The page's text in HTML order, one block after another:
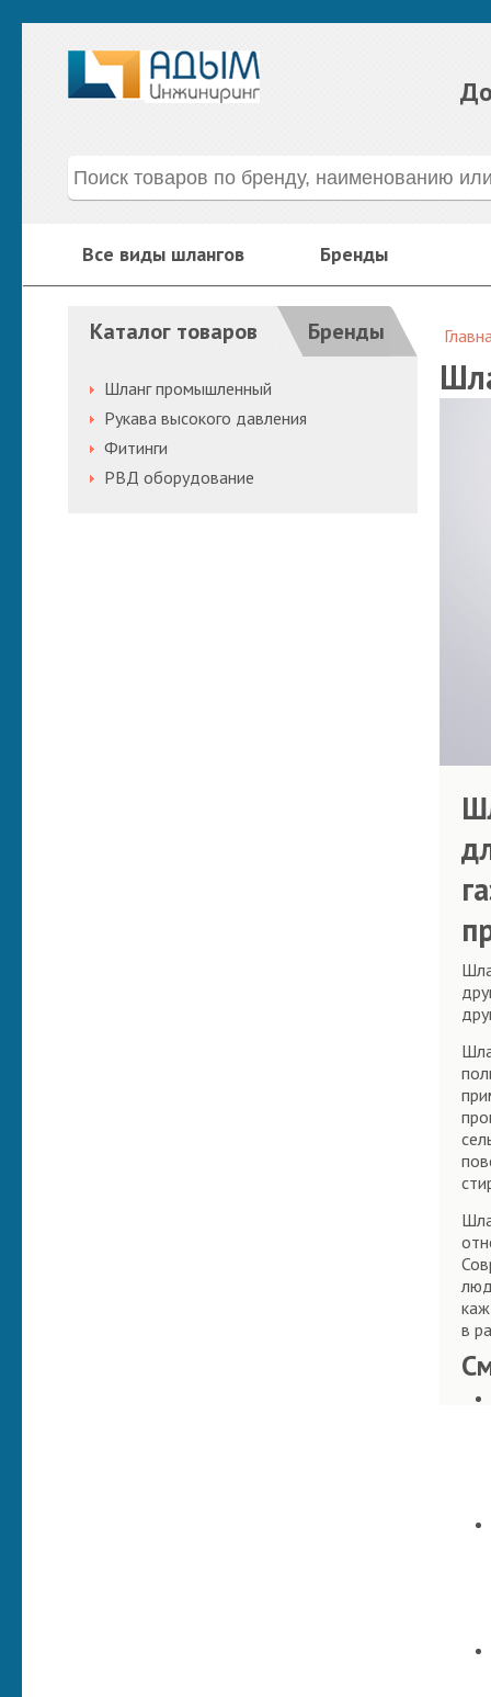
Все виды шлангов Бренды
Каталог товаров Бренды
Шланг промышленный
Рукава высокого давления
Фитинги
РВД оборудование
в